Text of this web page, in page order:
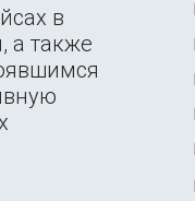
в
а также